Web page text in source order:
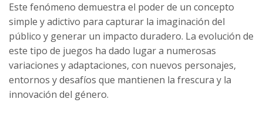
Este fenómeno demuestra el poder de un concepto
simple y adictivo para capturar la imaginación del
público y generar un impacto duradero. La evolución de
este tipo de juegos ha dado lugar a numerosas
variaciones y adaptaciones, con nuevos personajes,
entornos y desafíos que mantienen la frescura y la
innovación del género.